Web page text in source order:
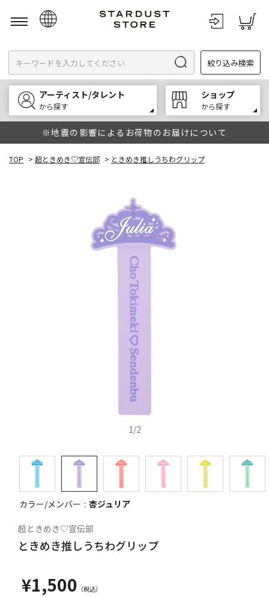
English
한국어
中文
絞り込み検索
アーティスト/タレント
から探す
ショップ
から探す
※地震の影響によるお荷物のお届けについて
TOP > 超ときめき♡宣伝部 > ときめき推しうちわグリップ
1/2
カラー/メンバー 杏ジュリア
超ときめき♡宣伝部
ときめき推しうちわグリップ
¥1,500